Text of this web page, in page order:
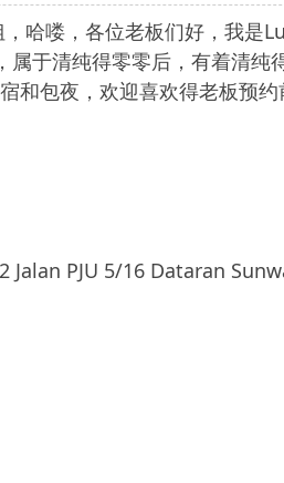
哈喽，各位老板们好，我是
于清纯得零零后，有着清纯
包夜，欢迎喜欢得老板预约
PJU 5/16 Dataran